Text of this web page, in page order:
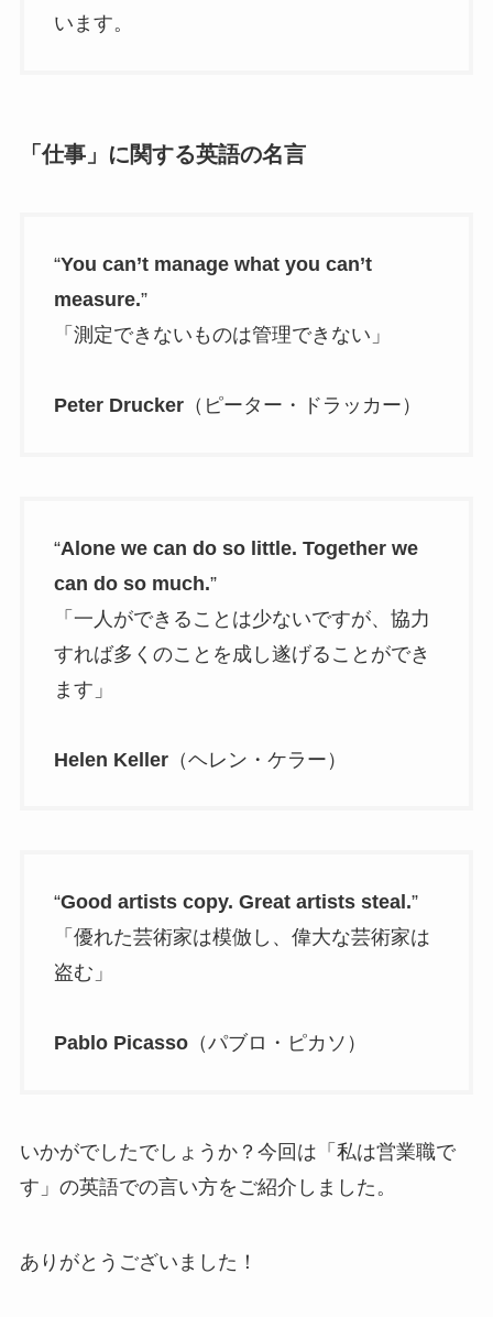
います。
「仕事」に関する英語の名言
“You can’t manage what you can’t
measure.”
「測定できないものは管理できない」
Peter Drucker（ピーター・ドラッカー）
“Alone we can do so little. Together we
can do so much.”
「一人ができることは少ないですが、協力
すれば多くのことを成し遂げることができ
ます」
Helen Keller（ヘレン・ケラー）
“Good artists copy. Great artists steal.”
「優れた芸術家は模倣し、偉大な芸術家は
盗む」
Pablo Picasso（パブロ・ピカソ）
いかがでしたでしょうか？今回は「私は営業職で
す」の英語での言い方をご紹介しました。
ありがとうございました！